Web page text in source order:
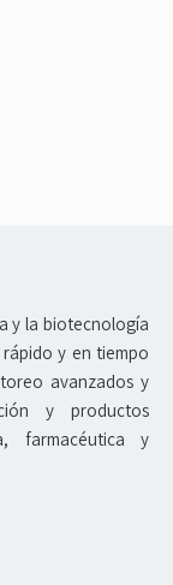
y la biotecnología
y en tiempo
avanzados y
y productos
farmacéutica y